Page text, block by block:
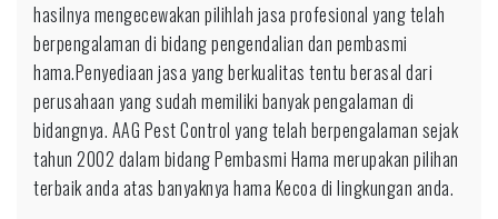
hasilnya mengecewakan pilihlah jasa profesional yang telah
berpengalaman di bidang pengendalian dan pembasmi
hama.Penyediaan jasa yang berkualitas tentu berasal dari
perusahaan yang sudah memiliki banyak pengalaman di
bidangnya. AAG Pest Control yang telah berpengalaman sejak
tahun 2002 dalam bidang Pembasmi Hama merupakan pilihan
terbaik anda atas banyaknya hama Kecoa di lingkungan anda.